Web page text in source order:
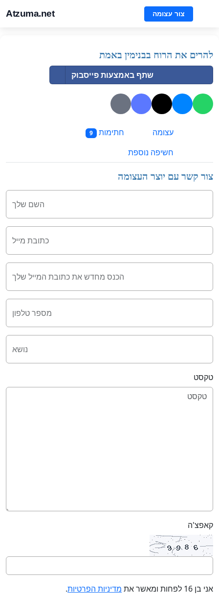
Atzuma.net צור עצומה
להרים את הרוח בבנימין באמת
שתף באמצעות פייסבוק
עצומה חתימות 9
חשיפה נוספת
צור קשר עם יוצר העצומה
השם שלך
כתובת מייל
הכנס מחדש את כתובת המייל שלך
מספר טלפון
נושא
טקסט
קאפצ'ה
אני בן 16 לפחות ומאשר את מדיניות הפרטיות.